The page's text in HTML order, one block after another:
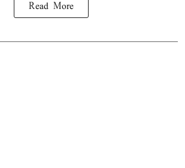
Read More